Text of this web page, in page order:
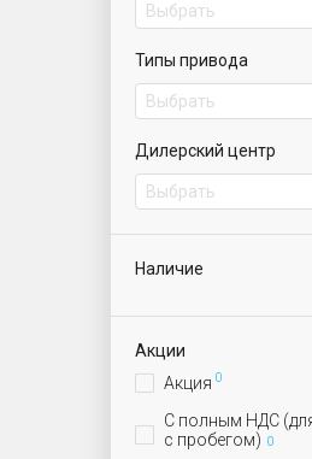
Выбрать
Типы привода
Выбрать
Дилерский центр
Выбрать
Наличие
Акции
Акция 0
С полным НДС
с пробегом) 0